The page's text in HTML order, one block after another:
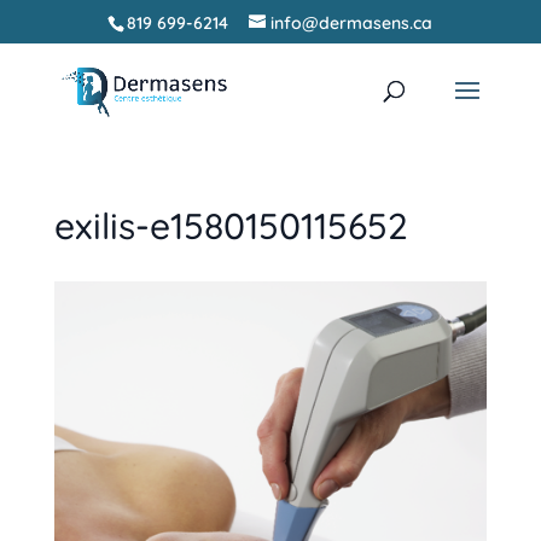
819 699-6214 info@dermasens.ca
exilis-e1580150115652